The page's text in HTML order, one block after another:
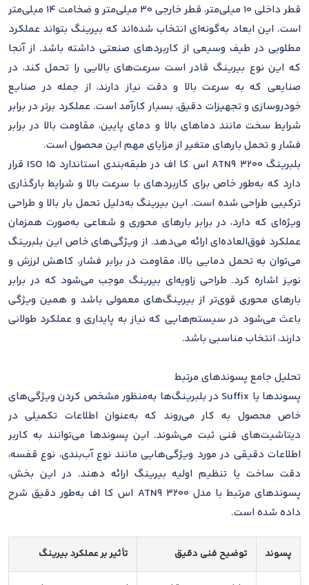
قطر داخلی 10 میلی‌متر، قطر خارجی 30 میلی‌متر و ضخامت 14 میلی‌متر
است. این ابعاد به‌گونه‌ای انتخاب شده‌اند که بیرینگ بتواند عملکرد
مطلوبی در طیف وسیعی از کاربردهای صنعتی داشته باشد. از آنجا
که این نوع بیرینگ قادر است سرعت‌های بالایی را تحمل کند، در
صنایعی که به سرعت بالا و دقت نیاز دارند، از جمله در صنایع
خودروسازی و تجهیزات دقیق، بسیار کارآمد است. عملکرد برتر در برابر
شرایط سخت مانند دماهای بالا و دمای پایین، مقاومت بالا در برابر
فشار و تحمل بارهای متغیر از مزایای مهم این محصول است.
بلبرینگ 3200 ATN9 اس کا اف در طبقه‌بندی استاندارد ISO 15 قرار
دارد که به‌طور خاص برای کاربردهای با سرعت بالا و شرایط بارگذاری
ترکیبی طراحی شده است. این بیرینگ به‌دلیل تحمل بار بالا و طراحی
ویژه‌ای که دارد، در برابر بارهای محوری و شعاعی به‌صورت همزمان
عملکرد فوق‌العاده‌ای ارائه می‌دهد. از ویژگی‌های خاص این بلبرینگ
می‌توان به تحمل دمایی بالا، مقاومت در برابر فشار، کاهش لرزش و
نویز اشاره کرد. طراحی زاویه‌ای بیرینگ موجب می‌شود که در برابر
بارهای محوری قوی‌تر از بیرینگ‌های معمولی باشد و همین ویژگی
باعث می‌شود در سیستم‌هایی که نیاز به پایداری و عملکرد طولانی
دارند، انتخاب مناسبی باشد.
تحلیل جامع پسوندهای مرتبط
پسوندها یا Suffix در بلبرینگ‌ها به‌منظور مشخص کردن ویژگی‌های
خاص محصول به کار می‌روند که به‌عنوان اطلاعات تکمیلی در
دیتاشیت‌های فنی ثبت می‌شوند. این پسوندها می‌توانند به کاربر
اطلاعات دقیقی در مورد ویژگی‌هایی مانند نوع آب‌بندی، نوع قفسه،
دقت ساخت یا تنظیم اولیه بیرینگ ارائه دهند. در این بخش،
پسوندهای مرتبط با مدل 3200 ATN9 اس کا اف به‌طور دقیق شرح
داده شده است.
پسوند توضیح فنی دقیق تأثیر بر عملکرد بیرینگ